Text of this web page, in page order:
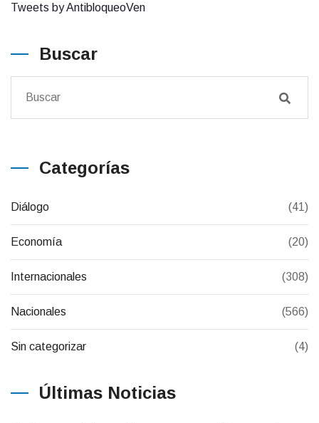
Tweets by AntibloqueoVen
Buscar
Categorías
Diálogo (41)
Economía (20)
Internacionales (308)
Nacionales (566)
Sin categorizar (4)
Últimas Noticias